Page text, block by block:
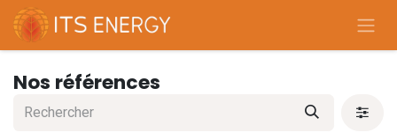
Se rendre au contenu
Nos références